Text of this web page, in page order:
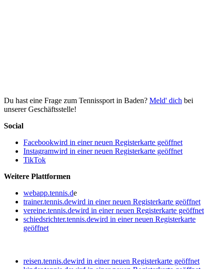
Du hast eine Frage zum Tennissport in Baden? Meld' dich bei
unserer Geschäftsstelle!
Social
Facebookwird in einer neuen Registerkarte geöffnet
Instagramwird in einer neuen Registerkarte geöffnet
TikTok
Weitere Plattformen
webapp.tennis.de
trainer.tennis.dewird in einer neuen Registerkarte geöffnet
vereine.tennis.dewird in einer neuen Registerkarte geöffnet
schiedsrichter.tennis.dewird in einer neuen Registerkarte
geöffnet
reisen.tennis.dewird in einer neuen Registerkarte geöffnet